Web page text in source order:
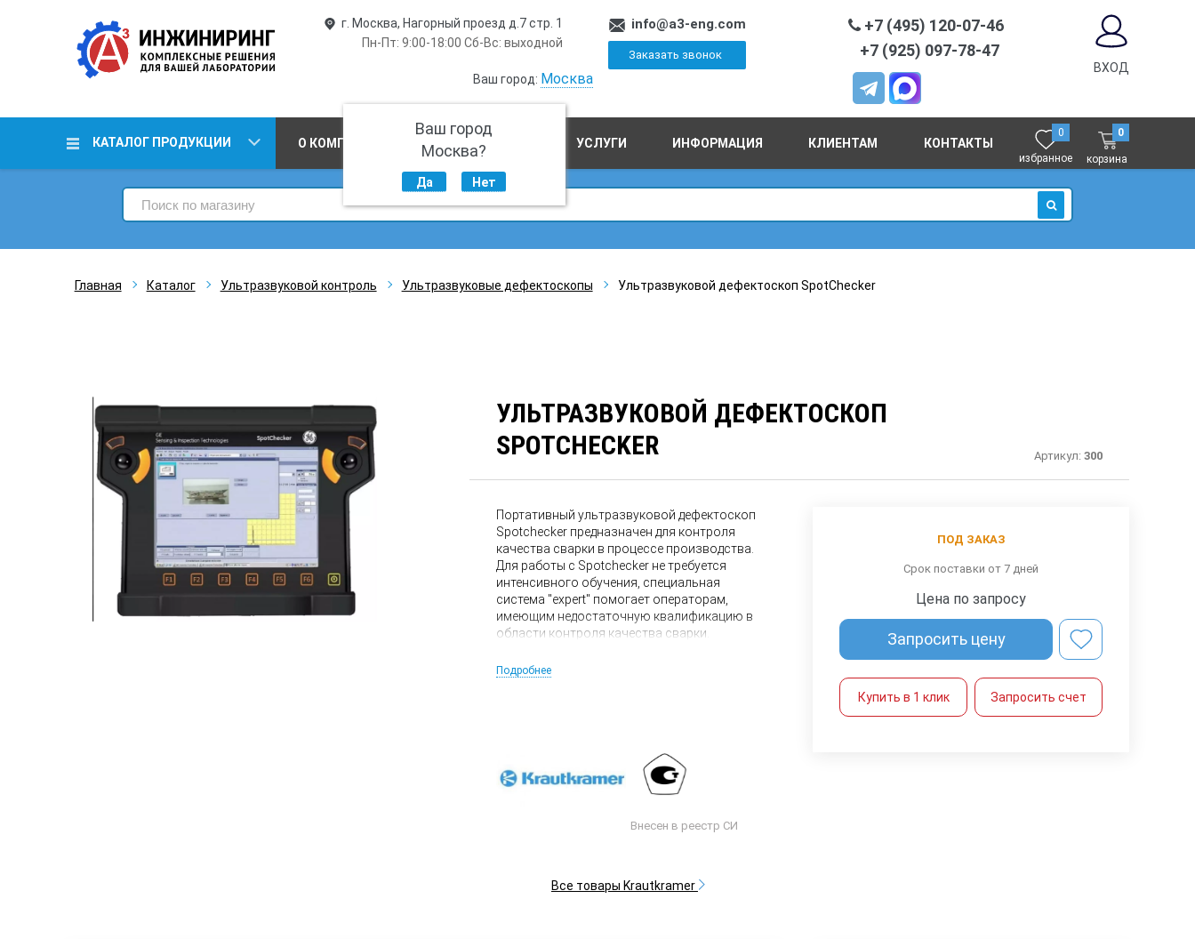
г. Москва, Нагорный проезд д.7 стр. 1
Пн-Пт: 9:00-18:00 Сб-Вс: выходной
Ваш город: Москва
Ваш город
Москва?
Да Нет
info@a3-eng.com
Заказать звонок
+7 (495) 120-07-46
+7 (925) 097-78-47
ВХОД
КАТАЛОГ ПРОДУКЦИИ О КОМПАНИИ ПРОИЗВОДСТВО УСЛУГИ ИНФОРМАЦИЯ КЛИЕНТАМ КОНТАКТЫ
0
избранное
0
корзина
ИСКАТЬ
Главная Каталог Ультразвуковой контроль Ультразвуковые дефектоскопы Ультразвуковой дефектоскоп SpotСhecker
УЛЬТРАЗВУКОВОЙ ДЕФЕКТОСКОП
SPOTСHECKER
Артикул:300
Портативный ультразвуковой дефектоскоп
Spotchecker предназначен для контроля
качества сварки в процессе производства.
Для работы с Spotchecker не требуется
интенсивного обучения, специальная
система "expert" помогает операторам,
имеющим недостаточную квалификацию в
области контроля качества сварки.
Подробнее
Внесен в реестр СИ
Все товары Krautkramer
ПОД ЗАКАЗ
Срок поставки от 7 дней
Цена по запросу
Запросить цену
Купить в 1 клик Запросить счет